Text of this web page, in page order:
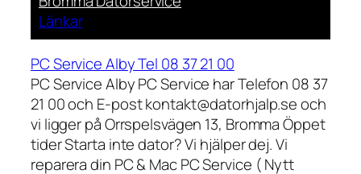
Länkar
PC Service Alby Tel 08 37 21 00
PC Service Alby PC Service har Telefon 08 37
21 00 och E-post kontakt@datorhjalp.se och
vi ligger på Orrspelsvägen 13, Bromma Öppet
tider Starta inte dator? Vi hjälper dej. Vi
reparera din PC & Mac PC Service ( Nytt